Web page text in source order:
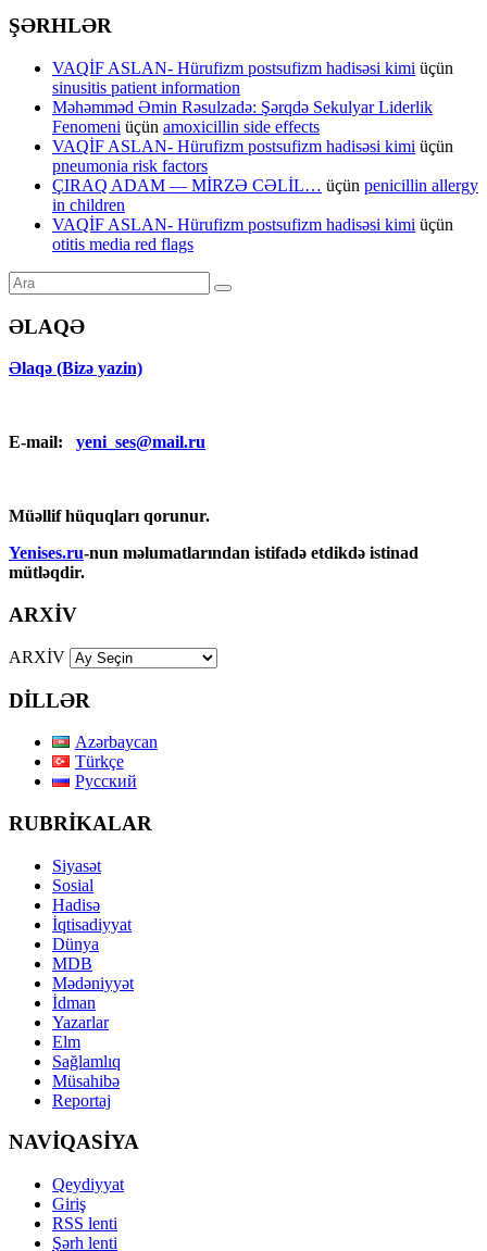
ŞƏRHLƏR
VAQİF ASLAN- Hürufizm postsufizm hadisəsi kimi üçün
sinusitis patient information
Məhəmməd Əmin Rəsulzadə: Şərqdə Sekulyar Liderlik
Fenomeni üçün amoxicillin side effects
VAQİF ASLAN- Hürufizm postsufizm hadisəsi kimi üçün
pneumonia risk factors
ÇIRAQ ADAM — MİRZƏ CƏLİL… üçün penicillin allergy
in children
VAQİF ASLAN- Hürufizm postsufizm hadisəsi kimi üçün
otitis media red flags
ƏLAQƏ
Əlaqə (Bizə yazin)
E-mail: yeni_ses@mail.ru
Müəllif hüquqları qorunur.
Yenises.ru-nun məlumatlarından istifadə etdikdə istinad
mütləqdir.
ARXİV
ARXİV
DİLLƏR
Azərbaycan
Türkçe
Русский
RUBRİKALAR
Siyasət
Sosial
Hadisə
İqtisadiyyat
Dünya
MDB
Mədəniyyət
İdman
Yazarlar
Elm
Sağlamlıq
Müsahibə
Reportaj
NAVİQASİYA
Qeydiyyat
Giriş
RSS lenti
Şərh lenti